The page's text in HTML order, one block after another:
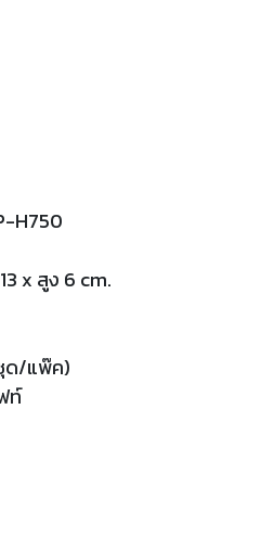
H750
x สูง 6 cm.
ด/แพ๊ค)
ท์